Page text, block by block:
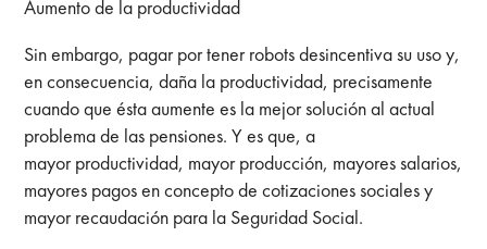
Aumento de la productividad
Sin embargo, pagar por tener robots desincentiva su uso y,
en consecuencia, daña la productividad, precisamente
cuando que ésta aumente es la mejor solución al actual
problema de las pensiones. Y es que, a
mayor productividad, mayor producción, mayores salarios,
mayores pagos en concepto de cotizaciones sociales y
mayor recaudación para la Seguridad Social.